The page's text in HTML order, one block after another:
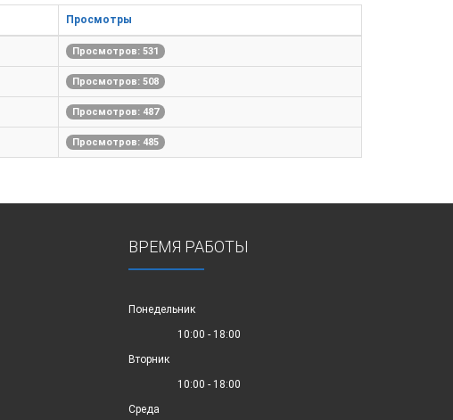
строк:
Просмотры
Просмотров: 531
Просмотров: 508
Просмотров: 487
Просмотров: 485
ВРЕМЯ РАБОТЫ
Понедельник
10:00 - 18:00
Вторник
10:00 - 18:00
Среда